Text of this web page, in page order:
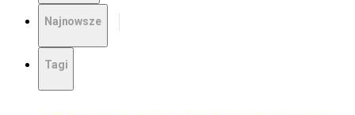
Najnowsze
Tagi